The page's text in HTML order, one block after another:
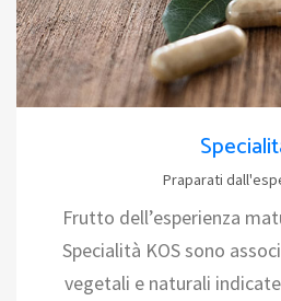
Praparati
Frutto dell’esperienza
Specialità KOS sono
vegetali e naturali